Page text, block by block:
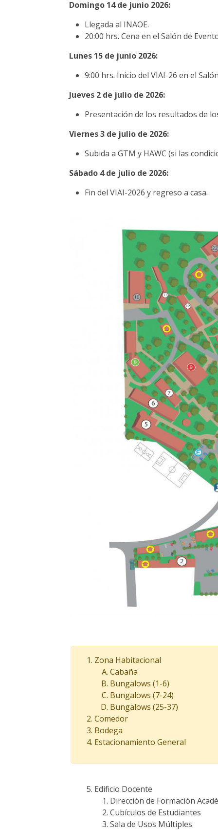
Domingo 14 de junio 2026:
Llegada al INAOE.
20:00 hrs. Cena en el Salón de
Lunes 15 de junio 2026:
9:00 hrs. Inicio del VIAI-26 en el
Jueves 2 de julio de 2026:
Presentación de los resultados de
Viernes 3 de julio de 2026:
Subida a GTM y HAWC (si las
Sábado 4 de julio de 2026:
Fin del VIAI-2026 y regreso a casa.
Zona Habitacional
Cabaña
Bungalows (1-6)
Bungalows (7-24)
Bungalows (25-37)
Comedor
Bodega
Estacionamiento General
Edificio Docente
Dirección de Formación
Cubículos de Estudiantes
Sala de Usos Múltiples